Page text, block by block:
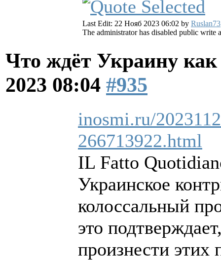
Last Edit: 22 Нояб 2023 06:02 by Ruslan73
The administrator has disabled public write
Что ждёт Украину
2023 08:04 #935
inosmi.ru/
266713922.html
IL Fatto
Украинское
колоссальный
это
произнести